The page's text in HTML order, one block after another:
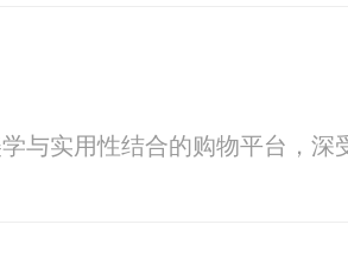
与实用性结合的购物平台，